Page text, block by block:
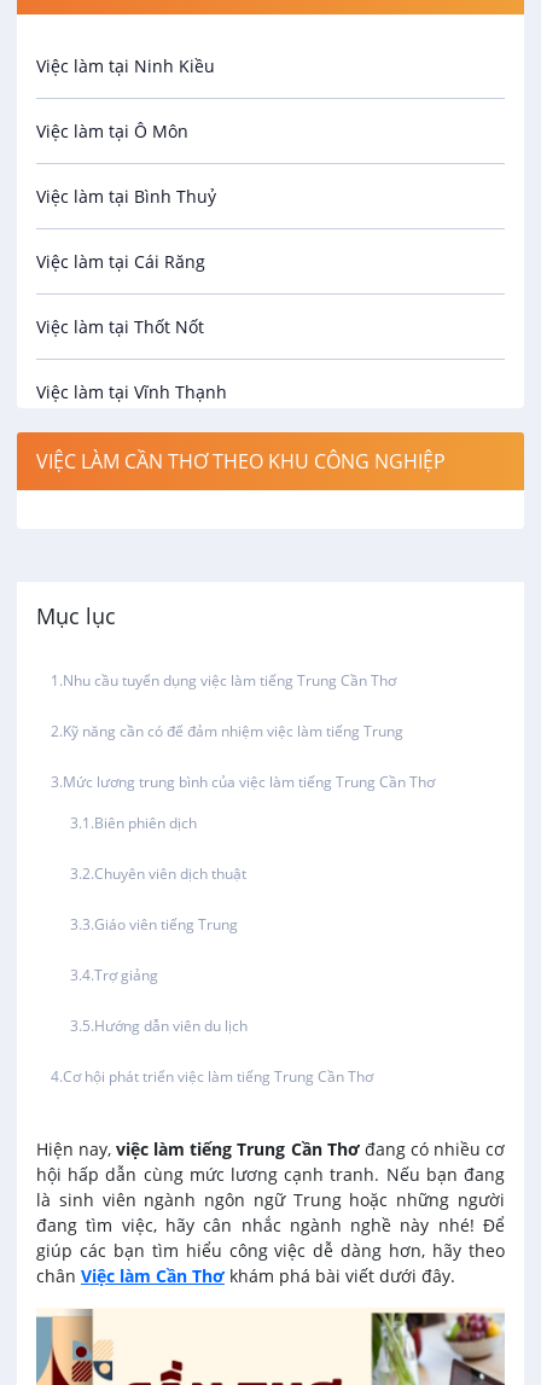
Biên phiên dịch
Công nghệ sinh học
Hàng hải / Hàng không
Kế toán
Lái xe
Lao Động Phổ Thông
Lễ tân
May mặc
Kiến trúc
Việc làm tại Ninh Kiều
Việc làm tại Ô Môn
Việc làm tại Bình Thuỷ
Việc làm tại Cái Răng
Việc làm tại Thốt Nốt
Việc làm tại Vĩnh Thạnh
Việc làm tại Cờ Đỏ
Việc làm tại An Bình
Việc làm tại Long Tuyền
Việc làm tại Hưng Phú
Việc làm tại Trung Nhất
Việc làm tại Thuận Hưng
Việc làm tại Vị Thanh
Việc làm tại Vị Thủy
VIỆC LÀM CẦN THƠ THEO KHU CÔNG NGHIỆP
Hiện nay,việc làm tiếng Trung Cần Thơđang có nhiều cơ
hội hấp dẫn cùng mức lương cạnh tranh. Nếu bạn đang
là sinh viên ngành ngôn ngữ Trung hoặc những người
đang tìm việc, hãy cân nhắc ngành nghề này nhé! Để
giúp các bạn tìm hiểu công việc dễ dàng hơn, hãy theo
chân Việc làm Cần Thơ khám phá bài viết dưới đây.
Mục lục
Nhu cầu tuyển dụng việc làm tiếng Trung Cần Thơ
Kỹ năng cần có để đảm nhiệm việc làm tiếng Trung
Mức lương trung bình của việc làm tiếng Trung Cần Thơ
Biên phiên dịch
Chuyên viên dịch thuật
Giáo viên tiếng Trung
Trợ giảng
Hướng dẫn viên du lịch
Cơ hội phát triển việc làm tiếng Trung Cần Thơ